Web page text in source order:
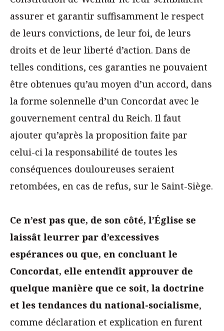
assurer et garantir suffisamment le respect
de leurs convictions, de leur foi, de leurs
droits et de leur liberté d’action. Dans de
telles conditions, ces garanties ne pouvaient
être obtenues qu’au moyen d’un accord, dans
la forme solennelle d’un Concordat avec le
gouvernement central du Reich. Il faut
ajouter qu’après la proposition faite par
celui-ci la responsabilité de toutes les
conséquences douloureuses seraient
retombées, en cas de refus, sur le Saint-Siège.
Ce n’est pas que, de son côté, l’Église se
laissât leurrer par d’excessives
espérances ou que, en concluant le
Concordat, elle entendît approuver de
quelque manière que ce soit, la doctrine
et les tendances du national-socialisme,
comme déclaration et explication en furent